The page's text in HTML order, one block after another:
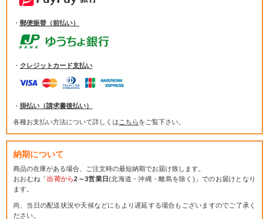
・ 郵便振替（前払い）
・ クレジットカード支払い
・ 掛払い（請求書後払い）
各種お支払い方法について詳しくは こちらをご覧下さい。
納期について
商品の在庫がある場合、ご注文時の最短納期でお届け致します。
おおむね「出荷から2～3営業日(北海道・沖縄・離島を除く)」でのお届けとなり
ます。
尚、当日の配送状況や天候などにもより遅延する場合もございますのでご了承く
ださい。